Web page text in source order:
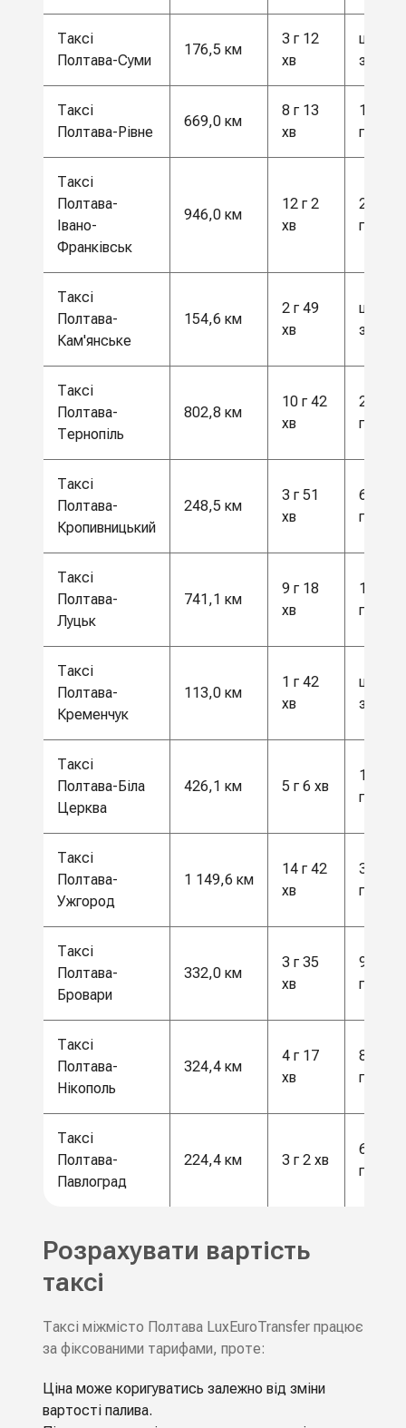
Таксі
Полтава-Суми
176,5 км
3 г 12
хв
ціна за
Таксі
Полтава-Рівне
669,0 км
8 г 13
хв
17 500
грн
Таксі
Полтава-
Івано-
Франківськ
946,0 км
12 г 2
хв
24 500
грн
Таксі
Полтава-
Кам'янське
154,6 км
2 г 49
хв
ціна за
Таксі
Полтава-
Тернопіль
802,8 км
10 г 42
хв
21 000
грн
Таксі
Полтава-
Кропивницький
248,5 км
3 г 51
хв
6500
грн
Таксі
Полтава-
Луцьк
741,1 км
9 г 18
хв
19 500
грн
Таксі
Полтава-
Кременчук
113,0 км
1 г 42
хв
ціна за
Таксі
Полтава-Біла
Церква
426,1 км 5 г 6 хв
11 000
грн
Таксі
Полтава-
Ужгород
1 149,6 км
14 г 42
хв
30 000
грн
Таксі
Полтава-
Бровари
332,0 км
3 г 35
хв
9000
грн
Таксі
Полтава-
Нікополь
324,4 км
4 г 17
хв
8500
грн
Таксі
Полтава-
Павлоград
224,4 км 3 г 2 хв
6000
грн
Розрахувати вартість
таксі
Таксі міжмісто Полтава LuxEuroTransfer працює
за фіксованими тарифами, проте:
Ціна може коригуватись залежно від зміни
вартості палива.